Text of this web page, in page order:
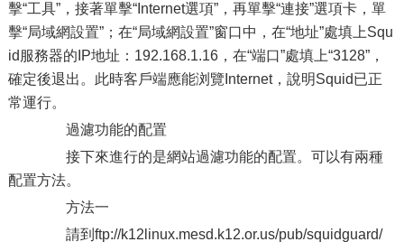
擊“工具”，接著單擊“Internet選項”，再單擊“連接”選項卡，單
擊“局域網設置”；在“局域網設置”窗口中，在“地址”處填上Squ
id服務器的IP地址：192.168.1.16，在“端口”處填上“3128”，
確定後退出。此時客戶端應能浏覽Internet，說明Squid已正
常運行。
過濾功能的配置
接下來進行的是網站過濾功能的配置。可以有兩種
配置方法。
方法一
請到ftp://k12linux.mesd.k12.or.us/pub/squidguard/